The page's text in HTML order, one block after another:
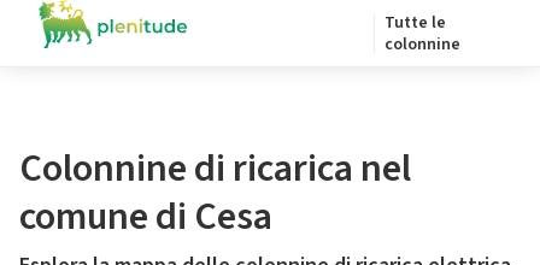
Tutte le
colonnine
Colonnine di ricarica nel
comune di Cesa